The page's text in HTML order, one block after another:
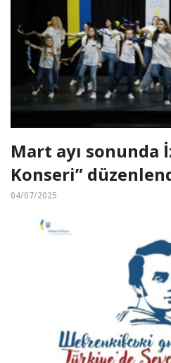
Mart ayı sonunda
Konseri”
04/07/2025